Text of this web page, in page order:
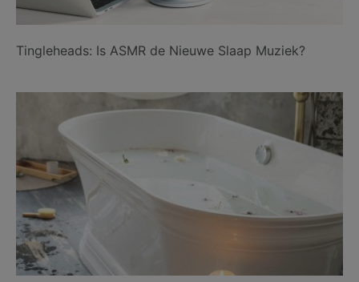
Tingleheads: Is ASMR de Nieuwe Slaap Muziek?